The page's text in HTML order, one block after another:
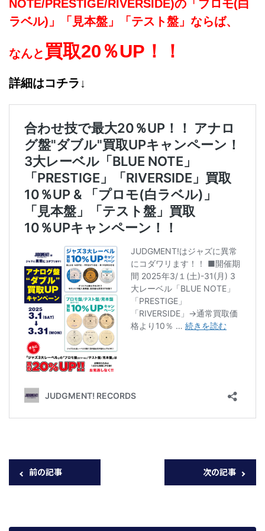
NOTE/ PRESTIGE/ RIVERSIDE)の「プロモ(白
ラベル)」「見本盤」「テスト盤」ならば、
なんと 買取20％UP！！
詳細はコチラ↓
前の記事 次の記事